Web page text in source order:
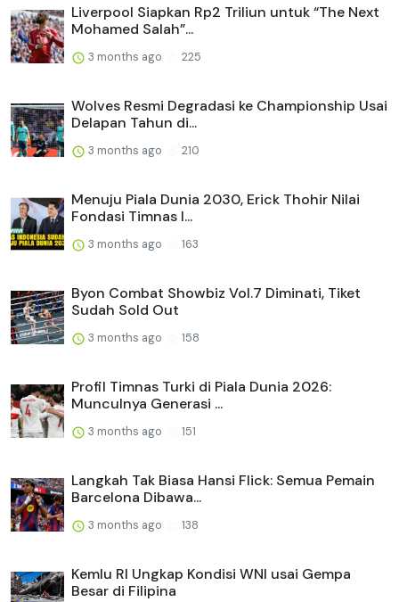
Liverpool Siapkan Rp2 Triliun untuk “The Next
Mohamed Salah”...
3 months ago 225
Wolves Resmi Degradasi ke Championship Usai
Delapan Tahun di...
3 months ago 210
Menuju Piala Dunia 2030, Erick Thohir Nilai
Fondasi Timnas I...
3 months ago 163
Byon Combat Showbiz Vol.7 Diminati, Tiket
Sudah Sold Out
3 months ago 158
Profil Timnas Turki di Piala Dunia 2026:
Munculnya Generasi ...
3 months ago 151
Langkah Tak Biasa Hansi Flick: Semua Pemain
Barcelona Dibawa...
3 months ago 138
Kemlu RI Ungkap Kondisi WNI usai Gempa
Besar di Filipina